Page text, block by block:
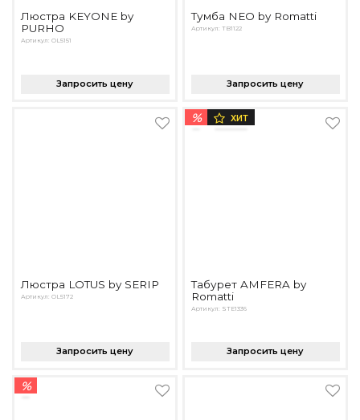
Люстра KEYONE by
PURHO
Артикул: OL5151
Запросить цену
Тумба NEO by Romatti
Артикул: TB1122
Запросить цену
Люстра LOTUS by SERIP
Артикул: OL5172
Запросить цену
% ХИТ
Табурет AMFERA by
Romatti
Артикул: STE1336
Запросить цену
%